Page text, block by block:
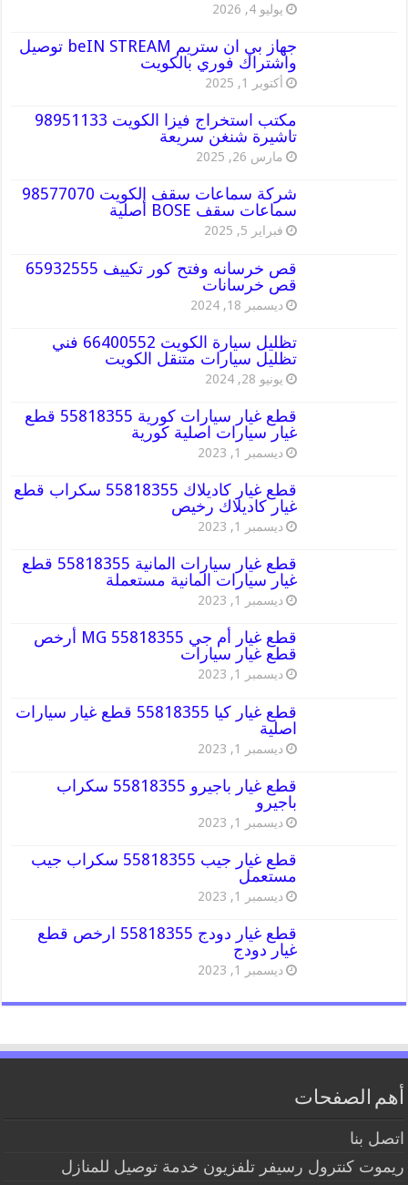
يوليو 4, 2026
جهاز بي ان ستريم beIN STREAM توصيل
واشتراك فوري بالكويت
أكتوبر 1, 2025
مكتب استخراج فيزا الكويت 98951133
تاشيرة شنغن سريعة
مارس 26, 2025
شركة سماعات سقف الكويت 98577070
سماعات سقف BOSE أصلية
فبراير 5, 2025
قص خرسانه وفتح كور تكييف 65932555
قص خرسانات
ديسمبر 18, 2024
تظليل سيارة الكويت 66400552 فني
تظليل سيارات متنقل الكويت
يونيو 28, 2024
قطع غيار سيارات كورية 55818355 قطع
غيار سيارات اصلية كورية
ديسمبر 1, 2023
قطع غيار كاديلاك 55818355 سكراب قطع
غيار كاديلاك رخيص
ديسمبر 1, 2023
قطع غيار سيارات المانية 55818355 قطع
غيار سيارات المانية مستعملة
ديسمبر 1, 2023
قطع غيار أم جي MG 55818355 أرخص
قطع غيار سيارات
ديسمبر 1, 2023
قطع غيار كيا 55818355 قطع غيار سيارات
اصلية
ديسمبر 1, 2023
قطع غيار باجيرو 55818355 سكراب
باجيرو
ديسمبر 1, 2023
قطع غيار جيب 55818355 سكراب جيب
مستعمل
ديسمبر 1, 2023
قطع غيار دودج 55818355 ارخص قطع
غيار دودج
ديسمبر 1, 2023
أهم الصفحات
اتصل بنا
ريموت كنترول رسيفر تلفزيون خدمة توصيل للمنازل